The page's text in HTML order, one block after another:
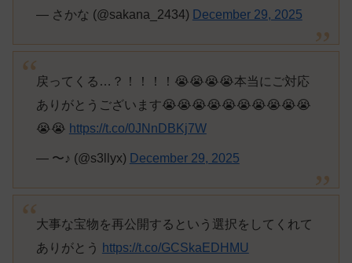
— さかな (@sakana_2434) December 29, 2025
戻ってくる…？！！！！😭😭😭😭本当にご対応
ありがとうございます😭😭😭😭😭😭😭😭😭😭
😭😭 https://t.co/0JNnDBKj7W
— 〜♪ (@s3llyx) December 29, 2025
大事な宝物を再公開するという選択をしてくれて
ありがとう
https://t.co/GCSkaEDHMU